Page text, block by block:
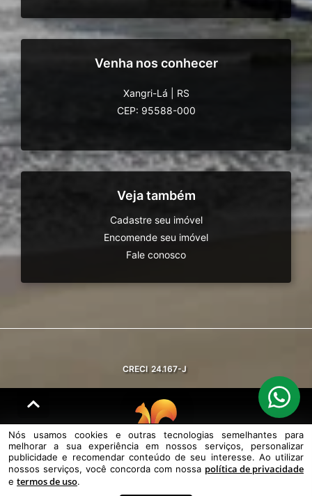
Venha nos conhecer
Xangri-Lá
RS
CEP: 95588-000
Veja também
Cadastre seu imóvel
Encomende seu imóvel
Fale conosco
CRECI 24.167-J
© DESENVOLVIDO PELAAGIL.NET
Nós usamos cookies e outras tecnologias semelhantes para melhorar a
sua experiência em nossos serviços, personalizar publicidade e
Nós usamos cookies e outras tecnologias semelhantes para
melhorar a sua experiência em nossos serviços, personalizar
publicidade e recomendar conteúdo de seu interesse. Ao utilizar
nossos serviços, você concorda com nossa política de privacidade
e termos de uso.